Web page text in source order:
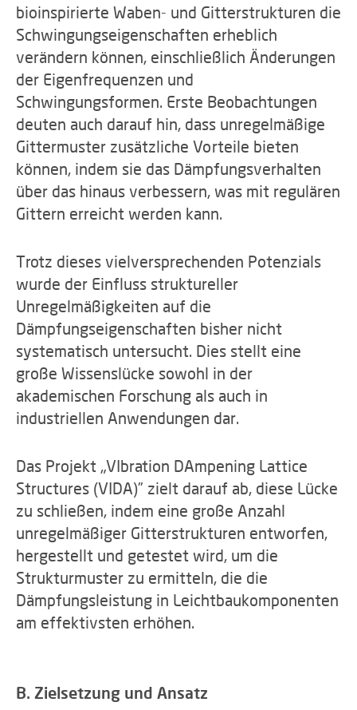
bioinspirierte Waben- und Gitterstrukturen die
Schwingungseigenschaften erheblich
verändern können, einschließlich Änderungen
der Eigenfrequenzen und
Schwingungsformen. Erste Beobachtungen
deuten auch darauf hin, dass unregelmäßige
Gittermuster zusätzliche Vorteile bieten
können, indem sie das Dämpfungsverhalten
über das hinaus verbessern, was mit regulären
Gittern erreicht werden kann.
Trotz dieses vielversprechenden Potenzials
wurde der Einfluss struktureller
Unregelmäßigkeiten auf die
Dämpfungseigenschaften bisher nicht
systematisch untersucht. Dies stellt eine
große Wissenslücke sowohl in der
akademischen Forschung als auch in
industriellen Anwendungen dar.
Das Projekt „VIbration DAmpening Lattice
Structures (VIDA)” zielt darauf ab, diese Lücke
zu schließen, indem eine große Anzahl
unregelmäßiger Gitterstrukturen entworfen,
hergestellt und getestet wird, um die
Strukturmuster zu ermitteln, die die
Dämpfungsleistung in Leichtbaukomponenten
am effektivsten erhöhen.
B. Zielsetzung und Ansatz